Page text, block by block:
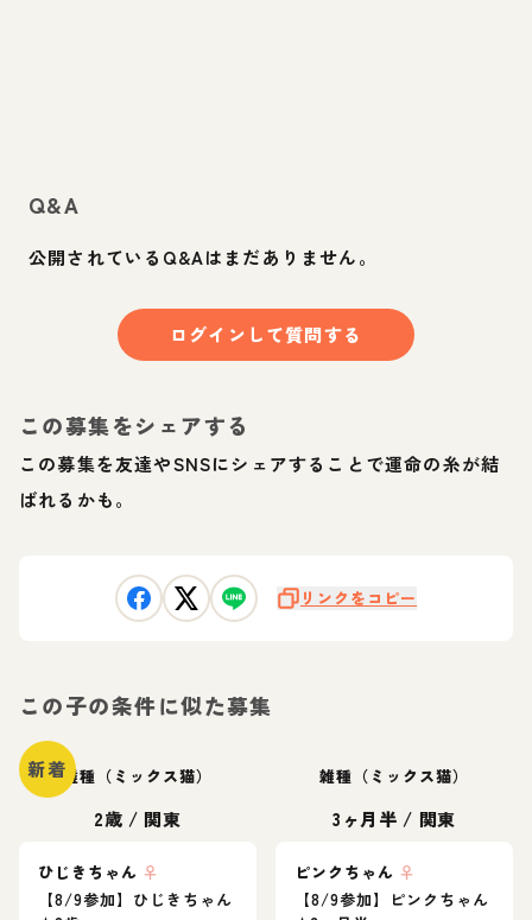
Q&A
公開されているQ&Aはまだありません。
ログインして質問する
この募集をシェアする
この募集を友達やSNSにシェアすることで運命の糸が結
ばれるかも。
リンクをコピー
この子の条件に似た募集
新着雑種（ミックス猫）
2歳 / 関東
ひじきちゃん ♀
【8/9参加】ひじきちゃん
雑種（ミックス猫）
3ヶ月半 / 関東
ピンクちゃん ♀
【8/9参加】ピンクちゃん